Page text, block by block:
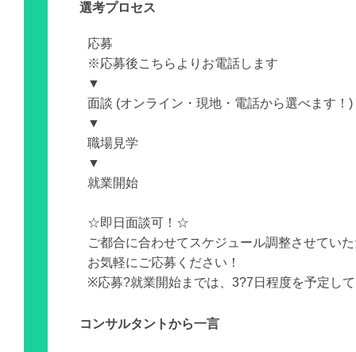
選考プロセス
応募
※応募後こちらよりお電話します
▼
面談 (オンライン・現地・電話から選べます！)
▼
職場見学
▼
就業開始
☆即日面談可！☆
ご都合に合わせてスケジュール調整させてい
お気軽にご応募ください！
※応募?就業開始までは、3?7日程度を予定し
コンサルタントから一言